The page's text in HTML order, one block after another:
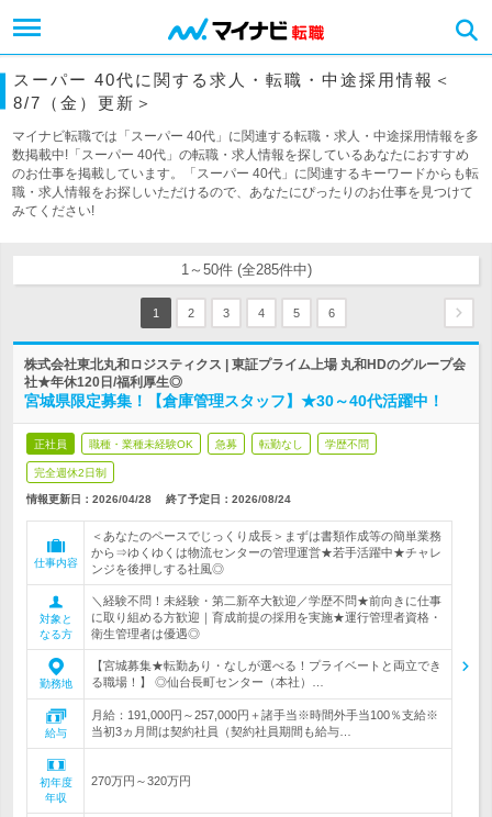
スーパー 40代に関する求人・転職・中途採用情報＜
8/7（金）更新＞
マイナビ転職では「スーパー 40代」に関連する転職・求人・中途採用情報を多
数掲載中!「スーパー 40代」の転職・求人情報を探しているあなたにおすすめ
のお仕事を掲載しています。「スーパー 40代」に関連するキーワードからも転
職・求人情報をお探しいただけるので、あなたにぴったりのお仕事を見つけて
みてください!
1～50件 (全285件中)
1 2 3 4 5 6
株式会社東北丸和ロジスティクス | 東証プライム上場 丸和HDのグループ会
社★年休120日/福利厚生◎
宮城県限定募集！【倉庫管理スタッフ】★30～40代活躍中！
正社員 職種・業種未経験OK 急募 転勤なし 学歴不問
完全週休2日制
情報更新日：2026/04/28 終了予定日： 2026/08/24
仕事内容
＜あなたのペースでじっくり成長＞まずは書類作成等の簡単業務
から⇒ゆくゆくは物流センターの管理運営★若手活躍中★チャレ
ンジを後押しする社風◎
対象と
なる方
＼経験不問！未経験・第二新卒大歓迎／学歴不問★前向きに仕事
に取り組める方歓迎｜育成前提の採用を実施★運行管理者資格・
衛生管理者は優遇◎
勤務地
【宮城募集★転勤あり・なしが選べる！プライベートと両立でき
る職場！】 ◎仙台長町センター（本社）…
給与
月給：191,000円～257,000円＋諸手当※時間外手当100％支給※
当初3ヵ月間は契約社員（契約社員期間も給与…
初年度
年収
270万円～320万円